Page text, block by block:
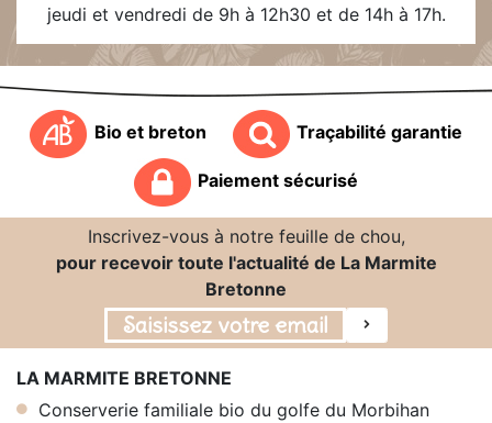
jeudi et vendredi de 9h à 12h30 et de 14h à 17h.
Bio et breton Traçabilité garantie
Paiement sécurisé
Inscrivez-vous à notre feuille de chou,
pour recevoir toute l'actualité de La Marmite
Bretonne
LA MARMITE BRETONNE
Conserverie familiale bio du golfe du Morbihan